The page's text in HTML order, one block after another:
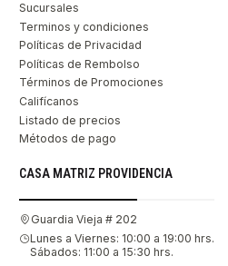
Sucursales
Terminos y condiciones
Políticas de Privacidad
Políticas de Rembolso
Términos de Promociones
Califícanos
Listado de precios
Métodos de pago
CASA MATRIZ PROVIDENCIA
Guardia Vieja # 202
Lunes a Viernes: 10:00 a 19:00 hrs.
Sábados: 11:00 a 15:30 hrs.